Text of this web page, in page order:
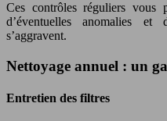
Ces contrôles réguliers vous
d’éventuelles anomalies
s’aggravent.
Nettoyage annuel : un
Entretien des filtres